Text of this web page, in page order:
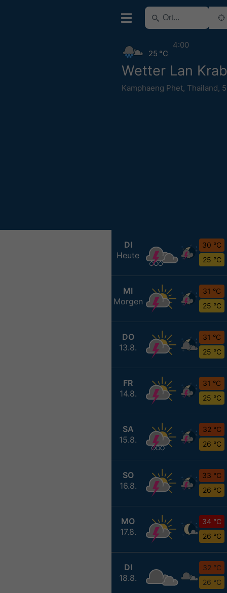
Wetter Lan
Kamphaeng Phet, Thailand,
25 °C
4:00
DI
Heute
30 °C
25 °C
MI
Morgen
31 °C
25 °C
DO
13.8.
31 °C
25 °C
FR
14.8.
31 °C
25 °C
SA
15.8.
32 °C
26 °C
SO
16.8.
33 °C
26 °C
MO
17.8.
34 °C
26 °C
DI
18.8.
32 °C
26 °C